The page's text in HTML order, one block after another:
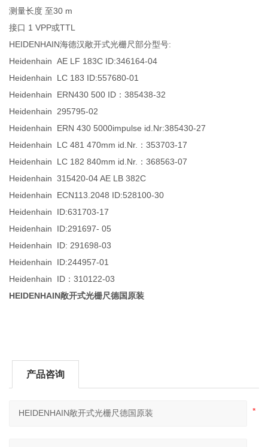
测量长度 至30 m
接口 1 VPP或TTL
HEIDENHAIN海德汉敞开式光栅尺部分型号:
Heidenhain AE LF 183C ID:346164-04
Heidenhain LC 183 ID:557680-01
Heidenhain ERN430 500 ID：385438-32
Heidenhain 295795-02
Heidenhain ERN 430 5000impulse id.Nr:385430-27
Heidenhain LC 481 470mm id.Nr.：353703-17
Heidenhain LC 182 840mm id.Nr.：368563-07
Heidenhain 315420-04 AE LB 382C
Heidenhain ECN113.2048 ID:528100-30
Heidenhain ID:631703-17
Heidenhain ID:291697- 05
Heidenhain ID: 291698-03
Heidenhain ID:244957-01
Heidenhain ID：310122-03
HEIDENHAIN敞开式光栅尺德国原装
产品咨询